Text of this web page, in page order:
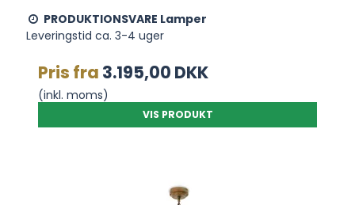
PRODUKTIONSVARE Lamper
Leveringstid ca. 3-4 uger
Pris fra 3.195,00 DKK
(inkl. moms)
VIS PRODUKT